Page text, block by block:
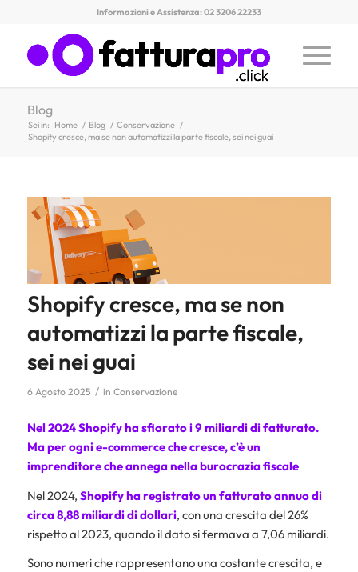
Informazioni e Assistenza: 02 3206 22233
Blog
Sei in: Home / Blog / Conservazione /
Shopify cresce, ma se non automatizzi la parte fiscale, sei nei guai
Shopify cresce, ma se non
automatizzi la parte fiscale,
sei nei guai
6 Agosto 2025 / in Conservazione
Nel 2024 Shopify ha sfiorato i 9 miliardi di fatturato.
Ma per ogni e-commerce che cresce, c’è un
imprenditore che annega nella burocrazia fiscale
Nel 2024, Shopify ha registrato un fatturato annuo di
circa 8,88 miliardi di dollari, con una crescita del 26%
rispetto al 2023, quando il dato si fermava a 7,06 miliardi.
Sono numeri che rappresentano una costante crescita, e